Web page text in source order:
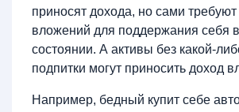
приносят дохода, но сами
вложений для поддержания себя
состоянии. А активы без какой-
подпитки могут приносить доход
Например, бедный купит себе